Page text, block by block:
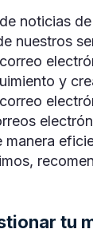
noticias
nuestros
y
manera
tu